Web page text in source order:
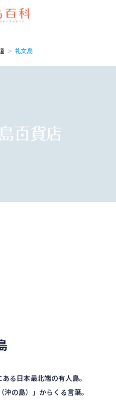
礼文島
る日本最北端の有人島。
の島）」からくる言葉。